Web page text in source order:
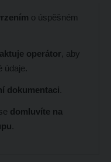
o úspěšném
operátor, aby
údaje.
dokumentaci.
domluvíte na
.